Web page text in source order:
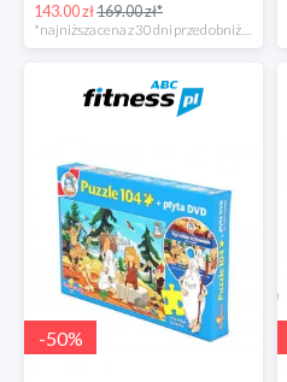
143.00 zł169.00 zł*
*najniższa cena z 30 dni przed obniżką
-50%